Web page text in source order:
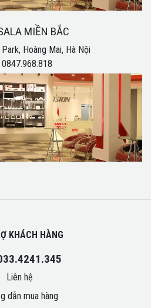
MIỀN BẮC
Hoàng Mai, Hà Nội
0847.968.818
KHÁCH HÀNG
Liên hệ
dẫn mua hàng